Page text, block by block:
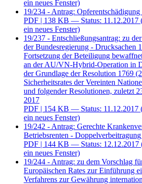
ein neues Fenster)
19/234 - Antrag: Opferentschädigung
PDF | 138 KB — Status: 11.12.2017
ein neues Fenster)
19/237 - Entschließungsantrag: zu
der Bundesregierung - Drucksachen
Fortsetzung der Beteiligung
an der AU/VN-Hybrid-Operation in
der Grundlage der Resolution 1769
Sicherheitsrates der Vereinten
und folgender Resolutionen, zuletzt
2017
PDF | 154 KB — Status: 11.12.2017
ein neues Fenster)
19/242 - Antrag: Gerechte
Betriebsrenten -
PDF | 144 KB — Status: 12.12.2017
ein neues Fenster)
19/244 - Antrag: zu dem Vorschlag
Europäischen Rates zur Einführung
Verfahrens zur Gewährung